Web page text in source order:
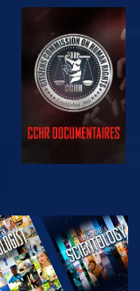
KIJK
VERKEN DE
SERIE